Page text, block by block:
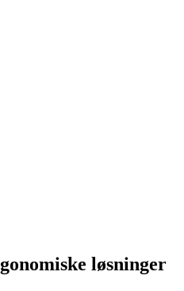
løsninger